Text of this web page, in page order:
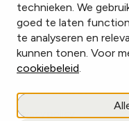
technieken. We
goed te laten
te analyseren en
kunnen tonen. Voor
cookiebeleid.
InstagramFacebookLinkedIn
Cookies beheren
Privacy policy